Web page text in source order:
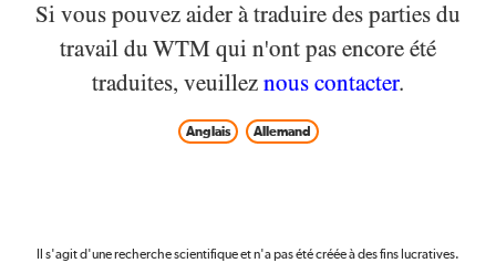
Si vous pouvez aider à traduire des parties du
travail du WTM qui n'ont pas encore été
traduites, veuillez nous contacter.
Anglais Allemand
Il s'agit d'une recherche scientifique et n'a pas été créée à des fins lucratives.